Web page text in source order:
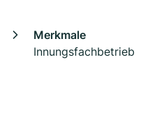
Merkmale
Innungsfachbetrieb